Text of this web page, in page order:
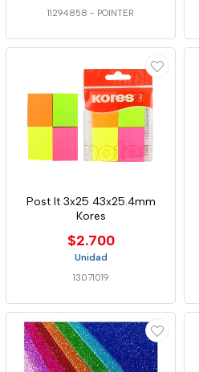
11294858 - POINTER
Post It 3x25 43x25.4mm
Kores
$2.700
Unidad
13071019